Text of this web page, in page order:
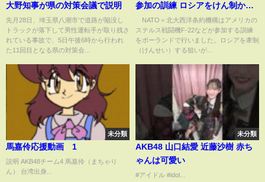
大野知事が県の対策会議で説明
先月28日、埼玉県八潮市で道路が陥没し
トラックが落下して男性運転手が取り残さ
れている事故で、5日午後6時から行われ
た11回目となる県の対策会...
参加の訓練 ロシアをけん制か
(2022年10月13日)
NATO＝北大西洋条約機構はアメリカの
ステルス戦闘機F-22などが参加する訓練
をポーランドで行いました。ロシアを牽制
（けんせい）する狙いが...
未分類
馬嘉伶応援動画 1
説明 AKB48チーム4 馬嘉伶（まちゃり
ん） 台湾出身...
未分類
AKB48 山口結愛 近藤沙樹 赤ち
ゃんは可愛い
#アイドル #idol...